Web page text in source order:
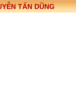
TẤN DŨNG